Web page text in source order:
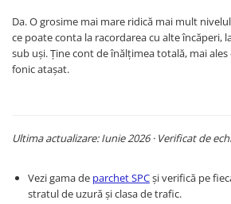
Da. O grosime mai mare ridică mai mult
ce poate conta la racordarea cu alte încăperi,
sub uși. Ține cont de înălțimea totală, mai
fonic atașat.
Ultima actualizare: Iunie 2026 · Verificat de
Vezi gama de parchet SPCși verifică pe
stratul de uzură și clasa de trafic.